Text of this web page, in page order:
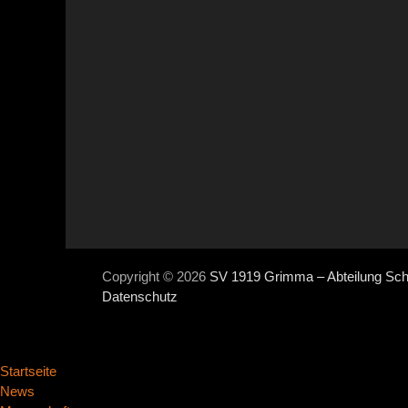
Copyright © 2026 SV 1919 Grimma – Abteilung
Datenschutz
Startseite
News